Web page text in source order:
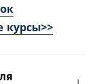
курсы>>